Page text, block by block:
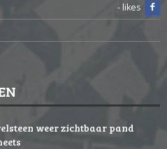
- likes
weer zichtbaar pand